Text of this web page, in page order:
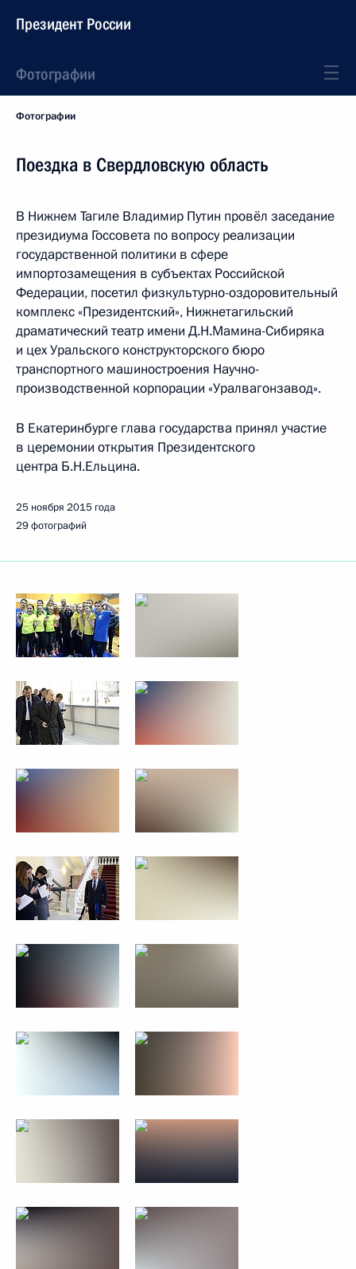
Президент России
Фотографии
Фотографии
Поездка в Свердловскую область
В Нижнем Тагиле Владимир Путин провёл заседание
президиума Госсовета по вопросу реализации
государственной политики в сфере
импортозамещения в субъектах Российской
Федерации, посетил физкультурно-оздоровительный
комплекс «Президентский», Нижнетагильский
драматический театр имени Д.Н.Мамина-Сибиряка
и цех Уральского конструкторского бюро
транспортного машиностроения Научно-
производственной корпорации «Уралвагонзавод».
В Екатеринбурге глава государства принял участие
в церемонии открытия Президентского
центра Б.Н.Ельцина.
25 ноября 2015 года
29 фотографий